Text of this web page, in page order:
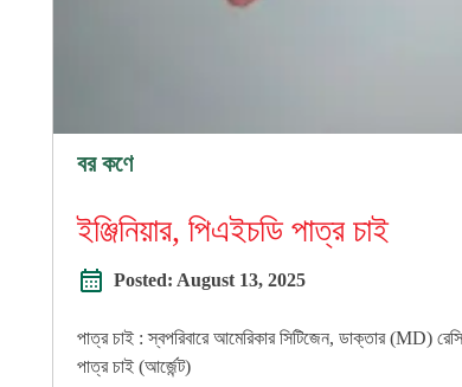
বর কণে
ইঞ্জিনিয়ার, পিএইচডি পাত্র চাই
Posted: August 13, 2025
পাত্র চাই : স্বপরিবারে আমেরিকার সিটিজেন, ডাক্তার (MD)
পাত্র চাই (আর্জেন্ট)